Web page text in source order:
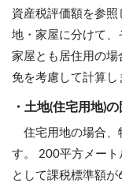
資産税評価額を参
地・家屋に分けて、
家屋とも居住用の
免を考慮して計算し
・土地(住宅用地)
住宅用地の場合、
す。 200平方メート
として課税標準額